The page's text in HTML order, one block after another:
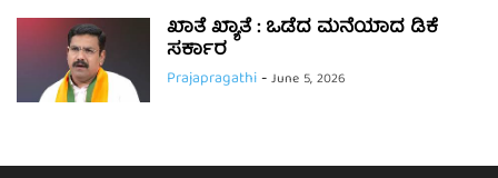
ಖಾತೆ ಖ್ಯಾತೆ : ಒಡೆದ ಮನೆಯಾದ ಡಿಕೆ
ಸರ್ಕಾರ
Prajapragathi-June 5, 2026